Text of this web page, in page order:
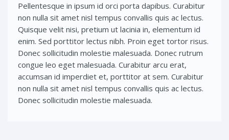
Pellentesque in ipsum id orci porta dapibus. Curabitur
non nulla sit amet nisl tempus convallis quis ac lectus.
Quisque velit nisi, pretium ut lacinia in, elementum id
enim. Sed porttitor lectus nibh. Proin eget tortor risus.
Donec sollicitudin molestie malesuada. Donec rutrum
congue leo eget malesuada. Curabitur arcu erat,
accumsan id imperdiet et, porttitor at sem. Curabitur
non nulla sit amet nisl tempus convallis quis ac lectus.
Donec sollicitudin molestie malesuada.